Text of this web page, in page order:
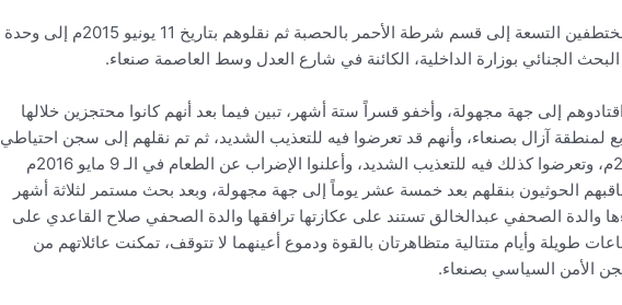
واقتاد الحوثيون الصحفيين المختطفين التسعة إلى قسم شرطة الأحمر بالحصبة ثم نقلوهم بتاريخ 11 يونيو 2015م إلى وحدة
البحث الجنائي بوزارة الداخلية، الكائنة في شارع العدل وسط العاصمة صنعاء.
13 من يوليو 2015م، اقتادوهم إلى جهة مجهولة، وأخفو قسراً ستة أشهر، تبين فيما بعد أنهم كانوا محتجزين خلالها
لمنطقة آزال بصنعاء، وأنهم قد تعرضوا فيه للتعذيب الشديد، ثم تم نقلهم إلى سجن احتياطي
هبرة في الـ 25 من أبريل 2016م، وتعرضوا كذلك فيه للتعذيب الشديد، وأعلنوا الإضراب عن الطعام في الـ 9 مايو 2016م
الحوثيون بنقلهم بعد خمسة عشر يوماً إلى جهة مجهولة، وبعد بحث مستمر لثلاثة أشهر
والدة الصحفي عبدالخالق تستند على عكازتها ترافقها والدة الصحفي صلاح القاعدي على
طويلة وأيام متتالية متظاهرتان بالقوة ودموع أعينهما لا تتوقف، تمكنت عائلاتهم من
الأمن السياسي بصنعاء.